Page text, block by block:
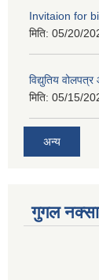
Invitaion for
मिति: 05/20/
विद्युतिय
मिति: 05/15/
अन्य
गुगल नक्सा